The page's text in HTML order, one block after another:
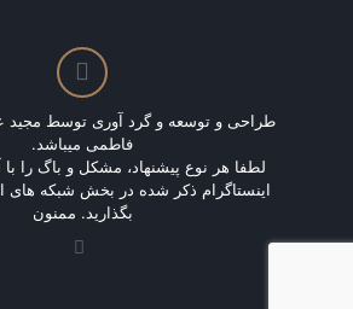
طراحی و توسعه و گرد آوری توسط مجید
فاطمی میباشد.
لطفا هر نوع پیشنهاد، مشکل و باگ را با
اینستاگرام ذکر شده در بخش شبکه های
بگذارید. ممنون